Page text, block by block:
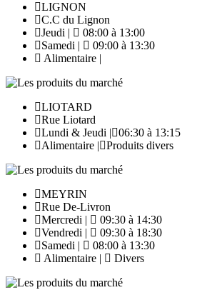
LIGNON
C.C du Lignon
Jeudi |
08:00 à 13:00
Samedi |
09:00 à 13:30
Alimentaire |
LIOTARD
Rue Liotard
Lundi & Jeudi |
06:30 à 13:15
Alimentaire |
Produits divers
MEYRIN
Rue De-Livron
Mercredi |
09:30 à 14:30
Vendredi |
09:30 à 18:30
Samedi |
08:00 à 13:30
Alimentaire |
Divers